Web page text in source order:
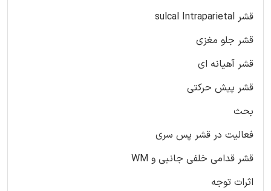
قشر sulcal Intraparietal
قشر جلو مغزی
قشر آهیانه ای
قشر پیش حرکتی
بحث
فعالیت در قشر پس سری
قشر قدامی خلفی جانبی و WM
اثرات توجه